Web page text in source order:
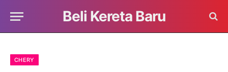
Beli Kereta Baru
CHERY